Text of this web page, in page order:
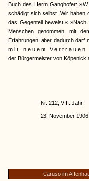
Buch des Herrn Ganghofer: »
schädigt sich selbst. Wir haben
das Gegenteil beweist.«
Menschen genommen, mit
Erfahrungen, aber dadurch darf
mit neuem Vertrauen
der Bürgermeister von Köpenick
Nr. 212, VIII. Jahr
23. November 1906.
Caruso im